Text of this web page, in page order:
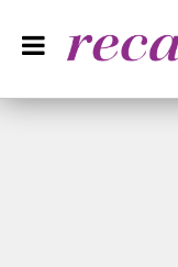
Recall Magazin
Das